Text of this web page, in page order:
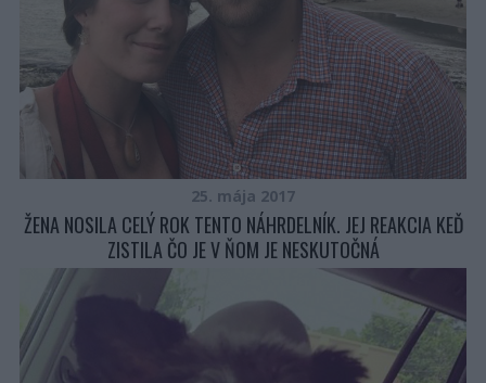
25. mája 2017
ŽENA NOSILA CELÝ ROK TENTO NÁHRDELNÍK. JEJ REAKCIA KEĎ
ZISTILA ČO JE V ŇOM JE NESKUTOČNÁ